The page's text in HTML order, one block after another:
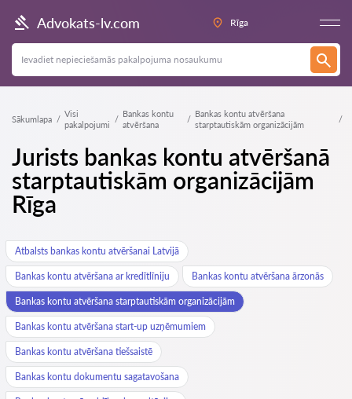
Advokats-lv.com Rīga
Sākumlapa
Visi
pakalpojumi
Bankas kontu
atvēršana
Bankas kontu atvēršana
starptautiskām organizācijām
Jurists bankas kontu atvēršanā
starptautiskām organizācijām
Rīga
Atbalsts bankas kontu atvēršanai Latvijā
Bankas kontu atvēršana ar kredītlīniju Bankas kontu atvēršana ārzonās
Bankas kontu atvēršana starptautiskām organizācijām
Bankas kontu atvēršana start-up uzņēmumiem
Bankas kontu atvēršana tiešsaistē
Bankas kontu dokumentu sagatavošana